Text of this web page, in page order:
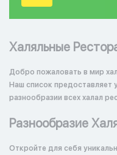
Халяльные
Добро пожаловать в мир
Наш список предоставляет
разнообразии всех халал
Разнообразие
Откройте для себя